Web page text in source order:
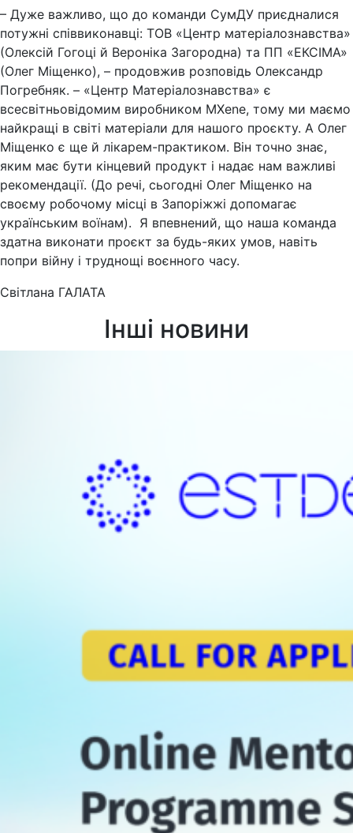
– Дуже важливо, що до команди СумДУ приєдналися
потужні співвиконавці: ТОВ «Центр матеріалознавства»
(Олексій Гогоці й Вероніка Загородна) та ПП «ЕКСІМА»
(Олег Міщенко), – продовжив розповідь Олександр
Погребняк. – «Центр Матеріалознавства» є
всесвітньовідомим виробником MXene, тому ми маємо
найкращі в світі матеріали для нашого проєкту. А Олег
Міщенко є ще й лікарем-практиком. Він точно знає,
яким має бути кінцевий продукт і надає нам важливі
рекомендації. (До речі, сьогодні Олег Міщенко на
своєму робочому місці в Запоріжжі допомагає
українським воїнам). Я впевнений, що наша команда
здатна виконати проєкт за будь-яких умов, навіть
попри війну і труднощі воєнного часу.
Світлана ГАЛАТА
Інші новини